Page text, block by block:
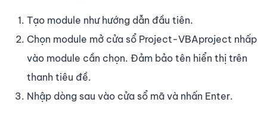
Tạo module như hướng dẫn đầu tiên.
Chọn module mở cửa sổ Project-VBAproject nhấp
vào module cần chọn. Đảm bảo tên hiển thị trên
thanh tiêu đề.
Nhập dòng sau vào cửa sổ mã và nhấn Enter.